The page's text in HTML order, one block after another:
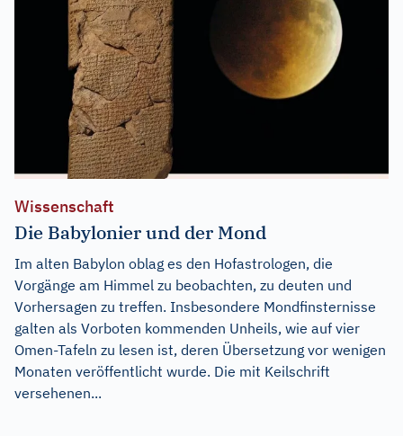
Wissenschaft
Die Babylonier und der Mond
Im alten Babylon oblag es den Hofastrologen, die
Vorgänge am Himmel zu beobachten, zu deuten und
Vorhersagen zu treffen. Insbesondere Mondfinsternisse
galten als Vorboten kommenden Unheils, wie auf vier
Omen-Tafeln zu lesen ist, deren Übersetzung vor wenigen
Monaten veröffentlicht wurde. Die mit Keilschrift
versehenen...